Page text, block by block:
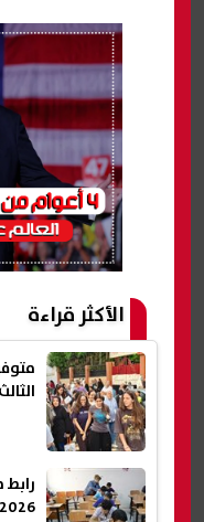
الأكثر قراءة
الثالث
2026 الدور الثاني محافظة الشرقية